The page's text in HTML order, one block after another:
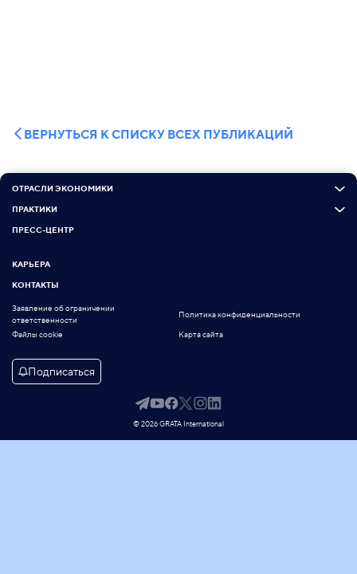
ВЕРНУТЬСЯ К СПИСКУ ВСЕХ ПУБЛИКАЦИЙ
ОТРАСЛИ ЭКОНОМИКИ
ПРАКТИКИ
ПРЕСС-ЦЕНТР
КАРЬЕРА
КОНТАКТЫ
Заявление об ограничении
ответственности
Политика конфиденциальности
Файлы cookie Карта сайта
Подписаться
© 2026 GRATA International